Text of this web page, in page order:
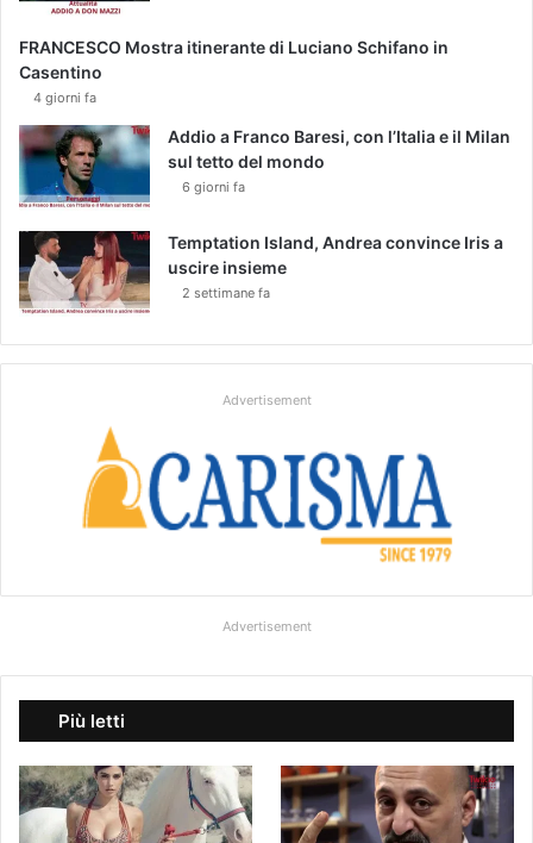
FRANCESCO Mostra itinerante di Luciano Schifano in
Casentino
4 giorni fa
Addio a Franco Baresi, con l’Italia e il Milan
sul tetto del mondo
6 giorni fa
Temptation Island, Andrea convince Iris a
uscire insieme
2 settimane fa
Advertisement
Advertisement
Più letti